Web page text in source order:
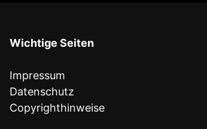
Wichtige Seiten
Impressum
Datenschutz
Copyrighthinweise